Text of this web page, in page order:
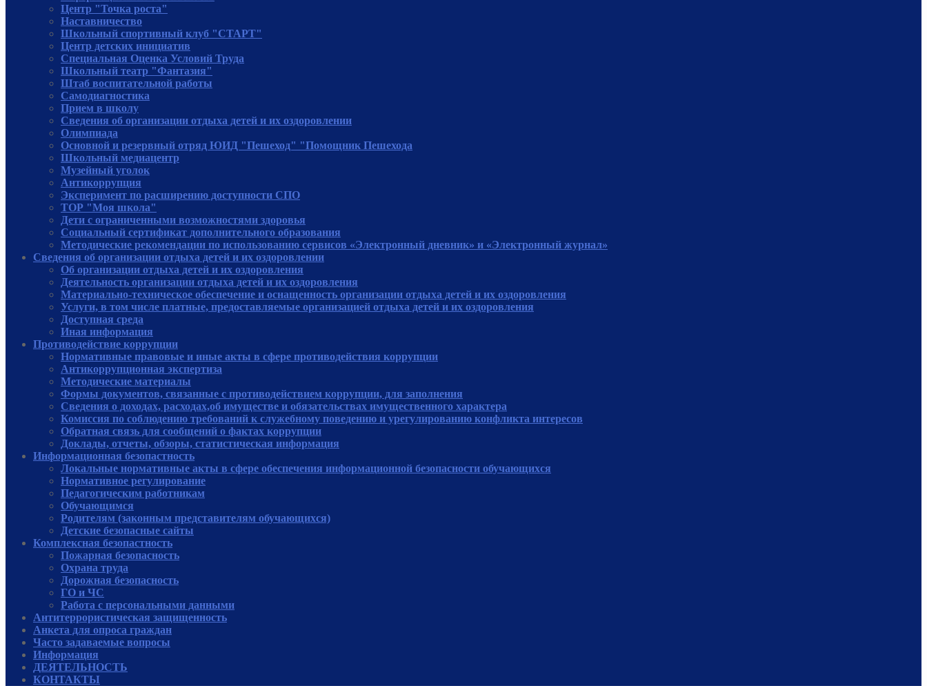
Центр "Точка роста"
Наставничество
Школьный спортивный клуб "СТАРТ"
Центр детских инициатив
Специальная Оценка Условий Труда
Школьный театр "Фантазия"
Штаб воспитательной работы
Самодиагностика
Прием в школу
Сведения об организации отдыха детей и их оздоровлении
Олимпиада
Основной и резервный отряд ЮИД "Пешеход" "Помощник Пешехода
Школьный медиацентр
Музейный уголок
Антикоррупция
Эксперимент по расширению доступности СПО
ТОР "Моя школа"
Дети с ограниченными возможностями здоровья
Социальный сертификат дополнительного образования
Методические рекомендации по использованию сервисов «Электронный дневник» и «Электронный журнал»
Сведения об организации отдыха детей и их оздоровлении
Об организации отдыха детей и их оздоровления
Деятельность организации отдыха детей и их оздоровления
Материально-техническое обеспечение и оснащенность организации отдыха детей и их оздоровления
Услуги, в том числе платные, предоставляемые организацией отдыха детей и их оздоровления
Доступная среда
Иная информация
Противодействие коррупции
Нормативные правовые и иные акты в сфере противодействия коррупции
Антикоррупционная экспертиза
Методические материалы
Формы документов, связанные с противодействием коррупции, для заполнения
Сведения о доходах, расходах,об имуществе и обязательствах имущественного характера
Комиссия по соблюдению требований к служебному поведению и урегулированию конфликта интересов
Обратная связь для сообщений о фактах коррупции
Доклады, отчеты, обзоры, статистическая информация
Информационная безопастность
Локальные нормативные акты в сфере обеспечения информационной безопасности обучающихся
Нормативное регулирование
Педагогическим работникам
Обучающимся
Родителям (законным представителям обучающихся)
Детские безопасные сайты
Комплексная безопастность
Пожарная безопасность
Охрана труда
Дорожная безопасность
ГО и ЧС
Работа с персональными данными
Антитеррористическая защищенность
Анкета для опроса граждан
Часто задаваемые вопросы
Информация
ДЕЯТЕЛЬНОСТЬ
КОНТАКТЫ